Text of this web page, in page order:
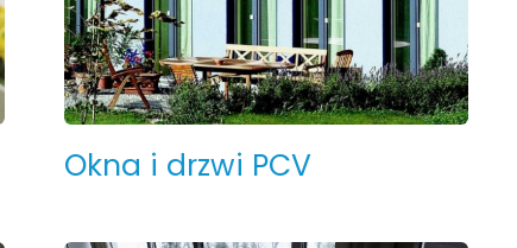
Okna i drzwi PCV